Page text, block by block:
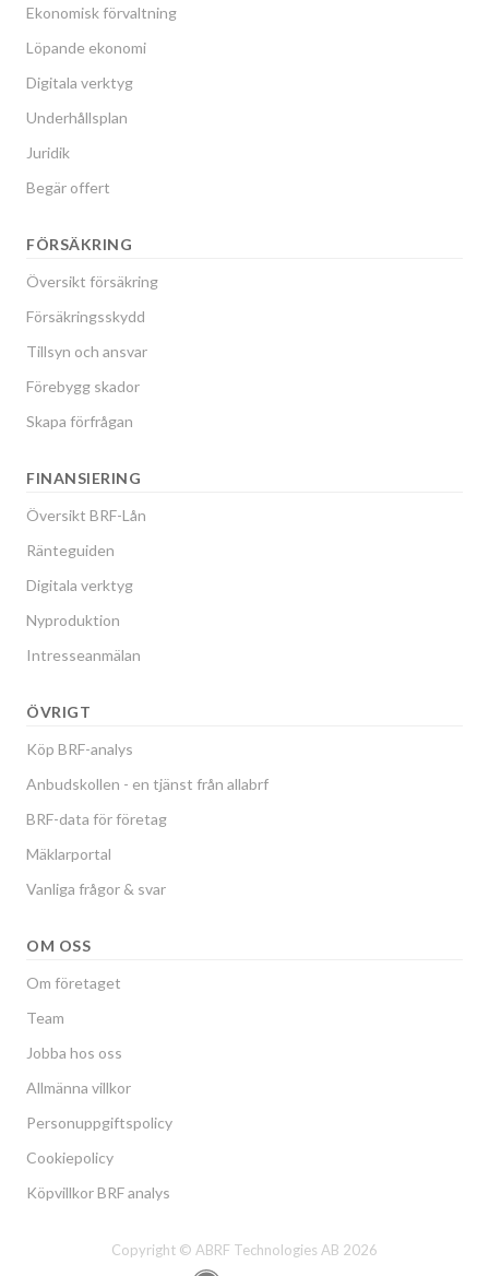
Ekonomisk förvaltning
Löpande ekonomi
Digitala verktyg
Underhållsplan
Juridik
Begär offert
FÖRSÄKRING
Översikt försäkring
Försäkringsskydd
Tillsyn och ansvar
Förebygg skador
Skapa förfrågan
FINANSIERING
Översikt BRF-Lån
Ränteguiden
Digitala verktyg
Nyproduktion
Intresseanmälan
ÖVRIGT
Köp BRF-analys
Anbudskollen - en tjänst från allabrf
BRF-data för företag
Mäklarportal
Vanliga frågor & svar
OM OSS
Om företaget
Team
Jobba hos oss
Allmänna villkor
Personuppgiftspolicy
Cookiepolicy
Köpvillkor BRF analys
Copyright © ABRF Technologies AB 2026